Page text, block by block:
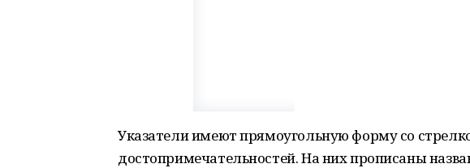
Указатели имеют прямоугольную форму со
достопримечательностей. На них прописаны